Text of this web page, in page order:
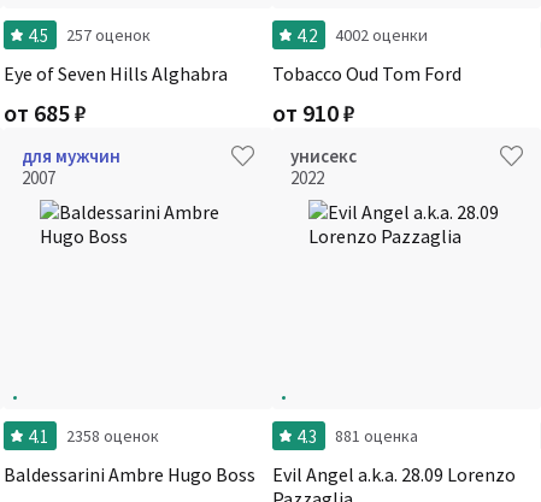
4.5 257 оценок
Eye of Seven Hills Alghabra
от 685₽
4.2 4002 оценки
Tobacco Oud Tom Ford
от 910₽
для мужчин
2007
4.1 2358 оценок
Baldessarini Ambre Hugo Boss
унисекс
2022
4.3 881 оценка
Evil Angel a.k.a. 28.09 Lorenzo